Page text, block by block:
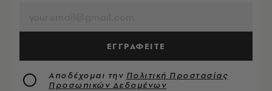
ΕΓΓΡΑΦΕΙΤΕ
Αποδέχομαι την Πολιτική Προστασίας
Προσωπικών Δεδομένων